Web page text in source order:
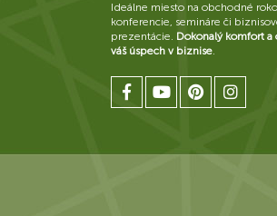
Ideálne miesto na obchodné
konferencie, semináre či
prezentácie. Dokonalý komfort
váš úspech v biznise.